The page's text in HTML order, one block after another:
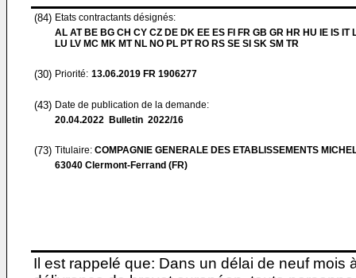
(84) Etats contractants désignés:
AL AT BE BG CH CY CZ DE DK EE ES FI FR GB GR HR HU IE IS IT
LU LV MC MK MT NL NO PL PT RO RS SE SI SK SM TR
(30) Priorité: 13.06.2019 FR 1906277
(43) Date de publication de la demande:
20.04.2022 Bulletin 2022/16
(73) Titulaire: COMPAGNIE GENERALE DES ETABLISSEMENTS
63040 Clermont-Ferrand (FR)
Il est rappelé que: Dans un délai de neuf